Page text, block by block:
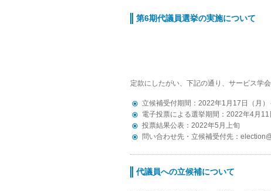
第6期代議員選挙の実施について
定款にしたがい、下記の通り、サービス学
立候補受付期間：2022年1月17日（月）
電子投票による選挙期間：2022年4月11
投票結果公表：2022年5月上旬
問い合わせ先・立候補受付先：
代議員への立候補について